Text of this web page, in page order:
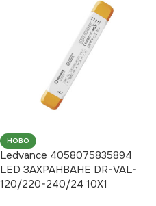
НОВО
Ledvance 4058075835894
LED ЗАХРАНВАНЕ DR-VAL-
120/220-240/24 10X1